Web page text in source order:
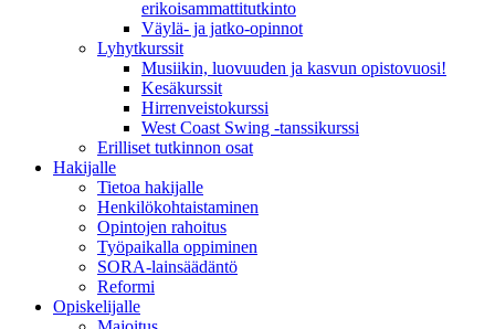
erikoisammattitutkinto
Väylä- ja jatko-opinnot
Lyhytkurssit
Musiikin, luovuuden ja kasvun opistovuosi!
Kesäkurssit
Hirrenveistokurssi
West Coast Swing -tanssikurssi
Erilliset tutkinnon osat
Hakijalle
Tietoa hakijalle
Henkilökohtaistaminen
Opintojen rahoitus
Työpaikalla oppiminen
SORA-lainsäädäntö
Reformi
Opiskelijalle